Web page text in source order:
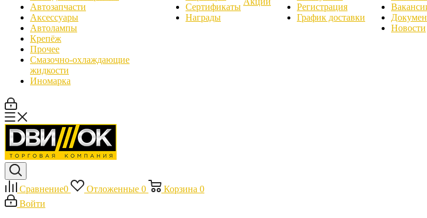
Автозапчасти
Аксессуары
Автолампы
Крепёж
Прочее
Смазочно-охлаждающие
жидкости
Иномарка
Сертификаты
Награды
Регистрация
График доставки
Новости
Сравнение0 Отложенные 0 Корзина 0
Войти